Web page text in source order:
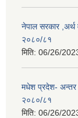
नेपाल सरकार ,अर्थ
२०८०/८१
मिति: 06/26/
मधेश प्रदेश- अन्तर
२०८०/८१
मिति: 06/26/